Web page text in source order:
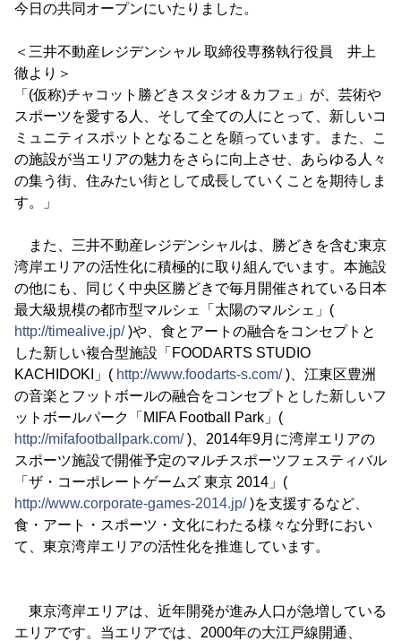
今日の共同オープンにいたりました。
＜三井不動産レジデンシャル 取締役専務執行役員 井上
徹より＞
「(仮称)チャコット勝どきスタジオ＆カフェ」が、芸術や
スポーツを愛する人、そして全ての人にとって、新しいコ
ミュニティスポットとなることを願っています。また、こ
の施設が当エリアの魅力をさらに向上させ、あらゆる人々
の集う街、住みたい街として成長していくことを期待しま
す。」
また、三井不動産レジデンシャルは、勝どきを含む東京
湾岸エリアの活性化に積極的に取り組んでいます。本施設
の他にも、同じく中央区勝どきで毎月開催されている日本
最大級規模の都市型マルシェ「太陽のマルシェ」(
http://timealive.jp/)や、食とアートの融合をコンセプトと
した新しい複合型施設「FOODARTS STUDIO
KACHIDOKI」( http://www.foodarts-s.com/)、江東区豊洲
の音楽とフットボールの融合をコンセプトとした新しいフ
ットボールパーク「MIFA Football Park」(
http://mifafootballpark.com/)、2014年9月に湾岸エリアの
スポーツ施設で開催予定のマルチスポーツフェスティバル
「ザ・コーポレートゲームズ 東京 2014」(
http://www.corporate-games-2014.jp/)を支援するなど、
食・アート・スポーツ・文化にわたる様々な分野におい
て、東京湾岸エリアの活性化を推進しています。
東京湾岸エリアは、近年開発が進み人口が急増している
エリアです。当エリアでは、2000年の大江戸線開通、